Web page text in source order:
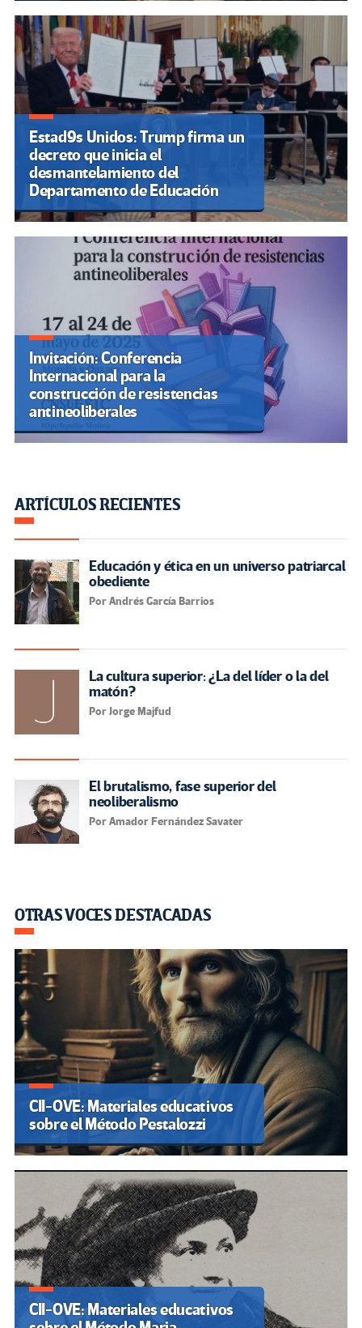
Estad9s Unidos: Trump firma un
decreto que inicia el
desmantelamiento del
Departamento de Educación
Invitación: Conferencia
Internacional para la
construcción de resistencias
antineoliberales
ARTÍCULOS RECIENTES
Educación y ética en un universo patriarcal
obediente
Por Andrés García Barrios
La cultura superior: ¿La del líder o la del
matón?
Por Jorge Majfud
El brutalismo, fase superior del
neoliberalismo
Por Amador Fernández Savater
OTRAS VOCES DESTACADAS
CII-OVE: Materiales educativos
sobre el Método Pestalozzi
CII-OVE: Materiales educativos